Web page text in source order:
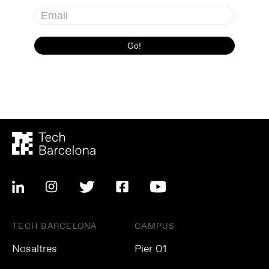
TECH BARCELONA
Nosaltres
CAMPUS
Pier 01